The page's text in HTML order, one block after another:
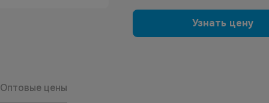
Узнать цену
Оптовые цены